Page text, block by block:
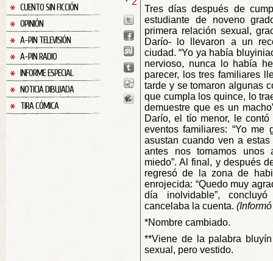
CUENTO SIN FICCIÓN
OPINIÓN
A-PIN TELEVISIÓN
A-PIN RADIO
INFORME ESPECIAL
NOTICIA DIBUJADA
TIRA CÓMICA
Tres días después de
estudiante de noveno
primera relación sexual,
Darío- lo llevaron a un
ciudad. “Yo ya había
nervioso, nunca lo había
parecer, los tres familiares
tarde y se tomaron algunas
que cumpla los quince, lo
demuestre que es un
Darío, el tío menor, le
eventos familiares: “Yo
asustan cuando ven a
antes nos tomamos unos
miedo”. Al final, y después
regresó de la zona de
enrojecida: “Quedo muy
día inolvidable”,
cancelaba la cuenta.
*Nombre cambiado.
**Viene de la palabra
sexual, pero vestido.